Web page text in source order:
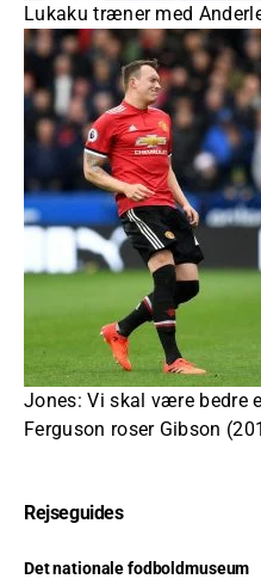
Lukaku træner med
Jones: Vi skal være bedre
Ferguson roser Gibson
Rejseguides
Det nationale fodboldmuseum